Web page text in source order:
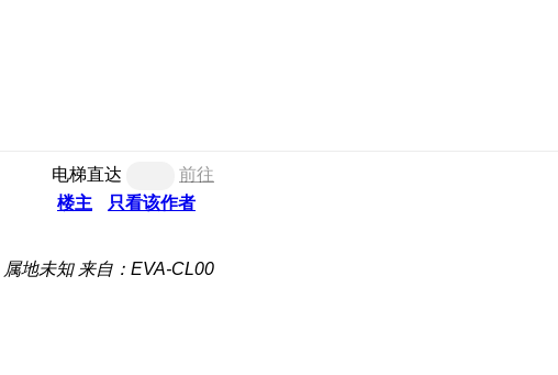
电梯直达
前往
楼主
只看该作者
属地未知 来自：EVA-CL00